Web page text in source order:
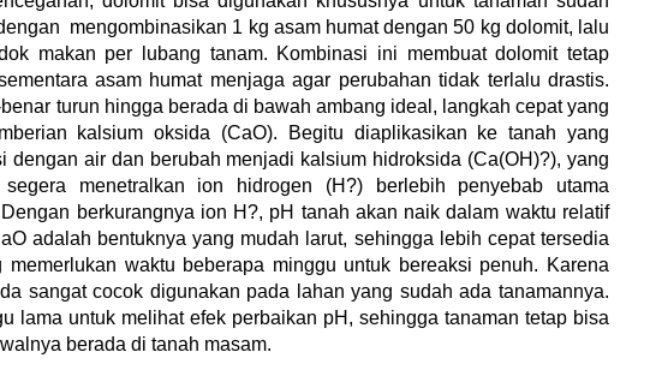
mengombinasikan 1 kg asam humat dengan 50 kg dolomit, lalu
makan per lubang tanam. Kombinasi ini membuat dolomit tetap
asam humat menjaga agar perubahan tidak terlalu drastis.
turun hingga berada di bawah ambang ideal, langkah cepat yang
kalsium oksida (CaO). Begitu diaplikasikan ke tanah yang
dengan air dan berubah menjadi kalsium hidroksida (Ca(OH)?), yang
menetralkan ion hidrogen (H?) berlebih penyebab utama
berkurangnya ion H?, pH tanah akan naik dalam waktu relatif
adalah bentuknya yang mudah larut, sehingga lebih cepat tersedia
memerlukan waktu beberapa minggu untuk bereaksi penuh. Karena
sangat cocok digunakan pada lahan yang sudah ada tanamannya.
lama untuk melihat efek perbaikan pH, sehingga tanaman tetap bisa
berada di tanah masam.